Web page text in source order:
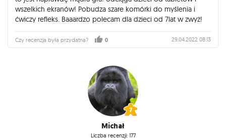
wszelkich ekranów! Pobudza szare komórki do myślenia i
ćwiczy refleks. Baaardzo polecam dla dzieci od 7lat w zwyż!
Czy recenzja była przydatna? 0 29.04.2022 08:13
Michał
Liczba recenzji: 177